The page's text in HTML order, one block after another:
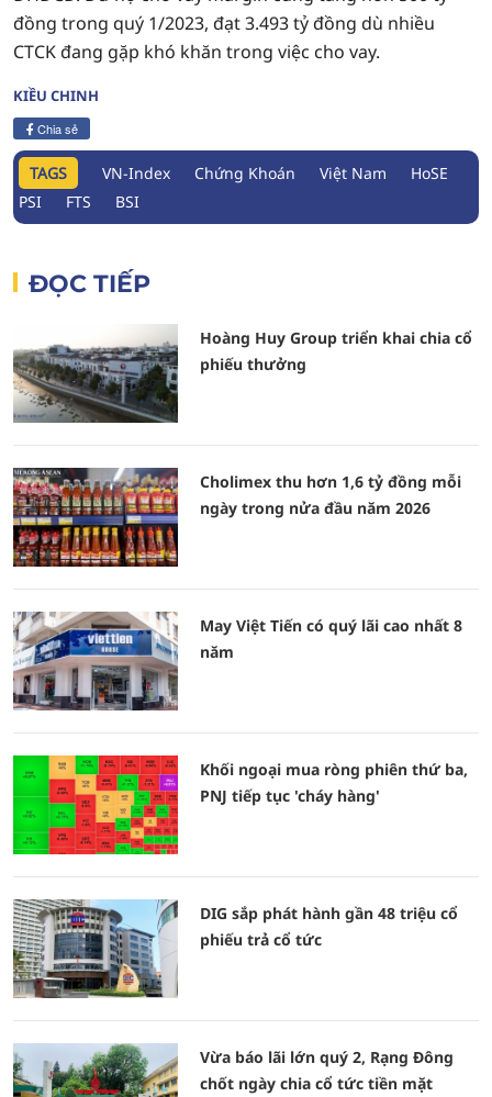
đồng trong quý 1/2023, đạt 3.493 tỷ đồng dù nhiều
CTCK đang gặp khó khăn trong việc cho vay.
KIỀU CHINH
Chia sẻ
TAGS VN-Index Chứng Khoán Việt Nam
HoSE
PSI
FTS BSI
ĐỌC TIẾP
Hoàng Huy Group triển khai chia cổ
phiếu thưởng
Cholimex thu hơn 1,6 tỷ đồng mỗi
ngày trong nửa đầu năm 2026
May Việt Tiến có quý lãi cao nhất 8
năm
Khối ngoại mua ròng phiên thứ ba,
PNJ tiếp tục 'cháy hàng'
DIG sắp phát hành gần 48 triệu cổ
phiếu trả cổ tức
Vừa báo lãi lớn quý 2, Rạng Đông
chốt ngày chia cổ tức tiền mặt